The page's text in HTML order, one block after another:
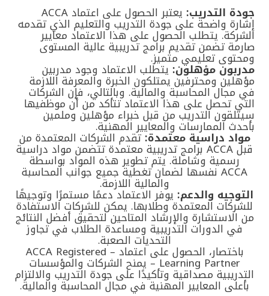
جودة التدريب: يعتبر الحصول على اعتماد
إشارة واضحة على جودة التدريب والتعليم الذي تقدمه
الشركة. يتطلب الحصول على هذا الاعتماد معايير
صارمة تضمن تقديم برامج تدريبية عالية المستوى
ومحتوى تعليمي متميز.
مدربون مؤهلون: يتطلب الاعتماد وجود مدربين
مؤهلين ومحترفين يمتلكون الخبرة والمعرفة اللازمة
في مجال المحاسبة والمالية. وبالتالي، فإن الشركات
التي تحصل على هذا الاعتماد تتأكد من أن موظفيها
سيتلقون التدريب من قبل خبراء مؤهلين وملمين
بأحدث الممارسات والمعايير المهنية.
مواد دراسية معتمدة:تقدم الشركات المعتمدة من
قبل برامج تدريبية معتمدة تتضمن مواد دراسية
رسمية وشاملة. يتم تطوير هذه المواد بواسطة
ACCA نفسها لضمان تغطية جميع جوانب المحاسبة
والمالية اللازمة.
التوجيه والدعم: يوفر الاعتماد دعمًا مستمرًا وتوجيهًا
للشركات المعتمدة وطلابها. يمكن للشركات الاستفادة
من الاستشارة والإرشاد المتاحين لتحقيق أفضل النتائج
في الدورات التدريبية ومساعدة الطلاب في تجاوز
التحديات الصعبة.
باختصار، الحصول على اعتماد – ACCA Registered
Learning Partner – يمنح الشركات والمؤسسات
التدريبية مصداقية وتأكيدًا على جودة التدريب والالتزام
بأعلى المعايير المهنية في مجال المحاسبة والمالية.